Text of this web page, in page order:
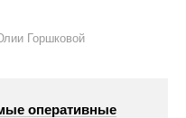
Горшковой
оперативные